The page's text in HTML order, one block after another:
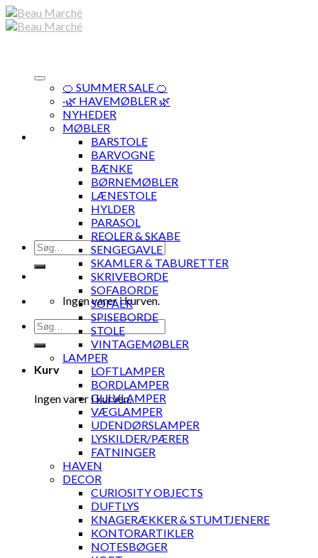
Skip
to
Søg
efter:
Ingen varer i kurven.
Søg
efter:
Kurv
Ingen varer i kurven.
🍊 SUMMER SALE 🍊
·🌿 HAVEMØBLER 🌿
NYHEDER
MØBLER
BARSTOLE
BARVOGNE
BÆNKE
BØRNEMØBLER
LÆNESTOLE
HYLDER
PARASOL
REOLER & SKABE
SENGEGAVLE
SKAMLER & TABURETTER
SKRIVEBORDE
SOFABORDE
SOFAER
SPISEBORDE
STOLE
VINTAGEMØBLER
LAMPER
LOFTLAMPER
BORDLAMPER
GULVLAMPER
VÆGLAMPER
UDENDØRSLAMPER
LYSKILDER/PÆRER
FATNINGER
HAVEN
DECOR
CURIOSITY OBJECTS
DUFTLYS
KNAGERÆKKER & STUMTJENERE
KONTORARTIKLER
NOTESBØGER